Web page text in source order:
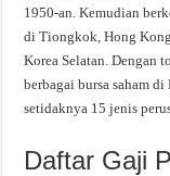
1950-an. Kemudian
di Tiongkok, Hong
Korea Selatan. Dengan
berbagai bursa saham
setidaknya 15 jenis
Daftar Gaji